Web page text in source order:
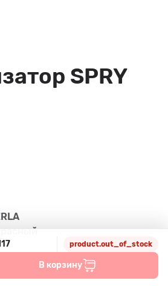
SPRY
product.out_of_stock
В корзину